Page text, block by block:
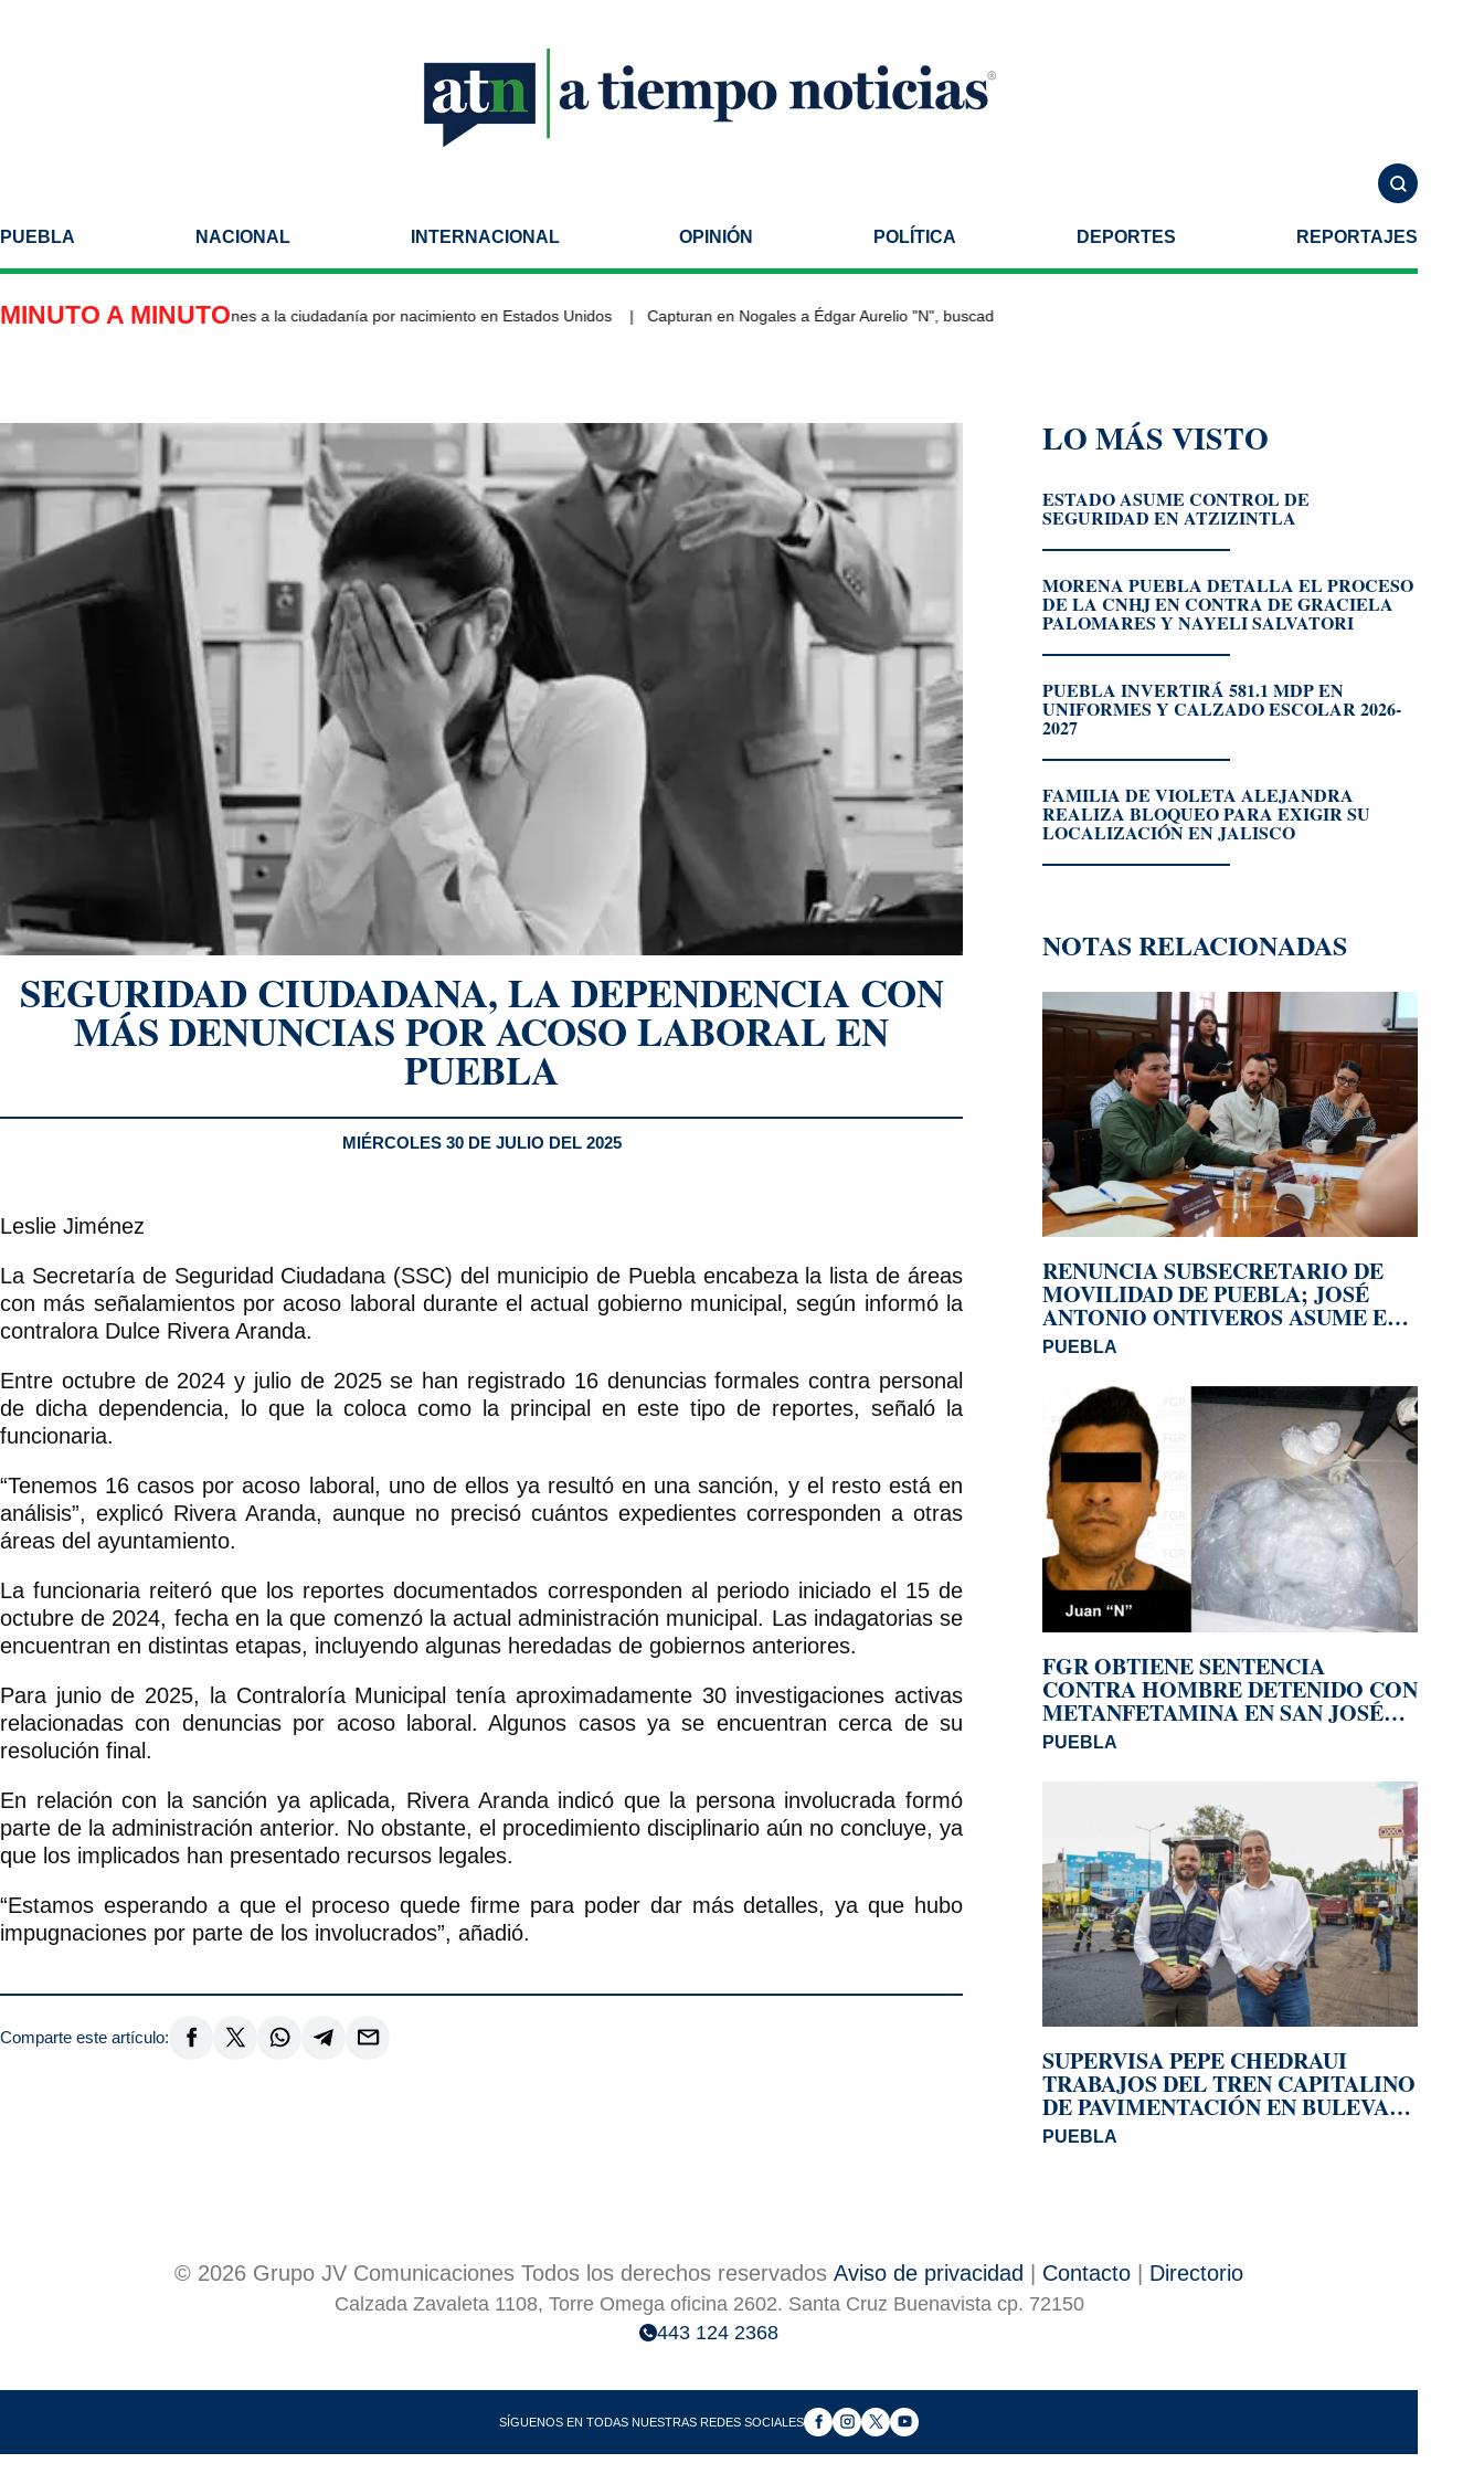
PUEBLA NACIONAL INTERNACIONAL OPINIÓN POLÍTICA DEPORTES REPORTAJES
MINUTO A MINUTO
impulsa nuevas restricciones a la ciudadanía por nacimiento en Estados Unidos Capturan en Nogales a Édgar Aurelio "N", buscado por autoridades de Estados Unidos
SEGURIDAD CIUDADANA, LA DEPENDENCIA CON
MÁS DENUNCIAS POR ACOSO LABORAL EN
PUEBLA
MIÉRCOLES 30 DE JULIO DEL 2025
Leslie Jiménez
La Secretaría de Seguridad Ciudadana (SSC) del municipio de Puebla encabeza la lista de áreas
con más señalamientos por acoso laboral durante el actual gobierno municipal, según informó la
contralora Dulce Rivera Aranda.
Entre octubre de 2024 y julio de 2025 se han registrado 16 denuncias formales contra personal
de dicha dependencia, lo que la coloca como la principal en este tipo de reportes, señaló la
funcionaria.
“Tenemos 16 casos por acoso laboral, uno de ellos ya resultó en una sanción, y el resto está en
análisis”, explicó Rivera Aranda, aunque no precisó cuántos expedientes corresponden a otras
áreas del ayuntamiento.
La funcionaria reiteró que los reportes documentados corresponden al periodo iniciado el 15 de
octubre de 2024, fecha en la que comenzó la actual administración municipal. Las indagatorias se
encuentran en distintas etapas, incluyendo algunas heredadas de gobiernos anteriores.
Para junio de 2025, la Contraloría Municipal tenía aproximadamente 30 investigaciones activas
relacionadas con denuncias por acoso laboral. Algunos casos ya se encuentran cerca de su
resolución final.
En relación con la sanción ya aplicada, Rivera Aranda indicó que la persona involucrada formó
parte de la administración anterior. No obstante, el procedimiento disciplinario aún no concluye, ya
que los implicados han presentado recursos legales.
“Estamos esperando a que el proceso quede firme para poder dar más detalles, ya que hubo
impugnaciones por parte de los involucrados”, añadió.
Comparte este artículo:
LO MÁS VISTO
ESTADO ASUME CONTROL DE
SEGURIDAD EN ATZIZINTLA
MORENA PUEBLA DETALLA EL PROCESO
DE LA CNHJ EN CONTRA DE GRACIELA
PALOMARES Y NAYELI SALVATORI
PUEBLA INVERTIRÁ 581.1 MDP EN
UNIFORMES Y CALZADO ESCOLAR 2026-
2027
FAMILIA DE VIOLETA ALEJANDRA
REALIZA BLOQUEO PARA EXIGIR SU
LOCALIZACIÓN EN JALISCO
NOTAS RELACIONADAS
RENUNCIA SUBSECRETARIO DE
MOVILIDAD DE PUEBLA; JOSÉ
ANTONIO ONTIVEROS ASUME EL
CARGO
PUEBLA
FGR OBTIENE SENTENCIA
CONTRA HOMBRE DETENIDO CON
METANFETAMINA EN SAN JOSÉ
MIAHUATLÁN
PUEBLA
SUPERVISA PEPE CHEDRAUI
TRABAJOS DEL TREN CAPITALINO
DE PAVIMENTACIÓN EN BULEVAR
HÉROES DEL 5 DE MAYO
PUEBLA
© 2026 Grupo JV Comunicaciones Todos los derechos reservados Aviso de privacidad Contacto Directorio
Calzada Zavaleta 1108, Torre Omega oficina 2602. Santa Cruz Buenavista cp. 72150
443 124 2368
SÍGUENOS EN TODAS NUESTRAS REDES SOCIALES